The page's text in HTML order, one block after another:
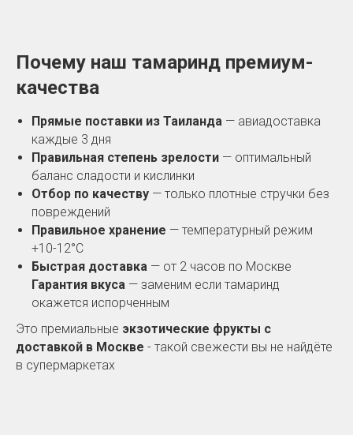
Почему наш тамаринд премиум-
качества
Прямые поставки из Таиланда — авиадоставка
каждые 3 дня
Правильная степень зрелости — оптимальный
баланс сладости и кислинки
Отбор по качеству — только плотные стручки без
повреждений
Правильное хранение — температурный режим
+10-12°C
Быстрая доставка — от 2 часов по Москве
Гарантия вкуса — заменим если тамаринд
окажется испорченным
Это премиальные экзотические фрукты с
доставкой в Москве - такой свежести вы не найдёте
в супермаркетах